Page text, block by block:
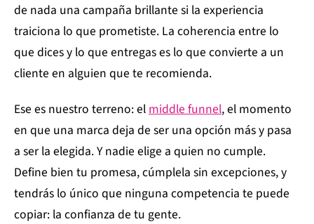
de nada una campaña brillante si la experiencia
traiciona lo que prometiste. La coherencia entre lo
que dices y lo que entregas es lo que convierte a un
cliente en alguien que te recomienda.
Ese es nuestro terreno: el middle funnel, el momento
en que una marca deja de ser una opción más y pasa
a ser la elegida. Y nadie elige a quien no cumple.
Define bien tu promesa, cúmplela sin excepciones, y
tendrás lo único que ninguna competencia te puede
copiar: la confianza de tu gente.